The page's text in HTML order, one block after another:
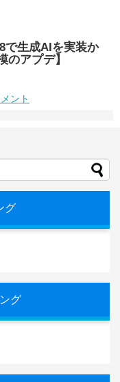
で生成AIを実装か
のアプデ】
ント
グ
グ